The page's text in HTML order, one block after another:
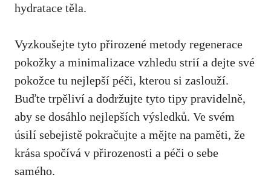
hydratace těla.
Vyzkoušejte tyto přirozené metody regenerace
pokožky a minimalizace vzhledu strií a dejte své
pokožce tu nejlepší péči, kterou si zaslouží.
Buďte trpěliví​ a dodržujte tyto tipy pravidelně,
aby se ‍dosáhlo⁣ nejlepších⁣ výsledků. Ve svém
úsilí‍ sebejistě pokračujte a mějte na paměti, že
krása spočívá v přirozenosti a péči o sebe
samého.